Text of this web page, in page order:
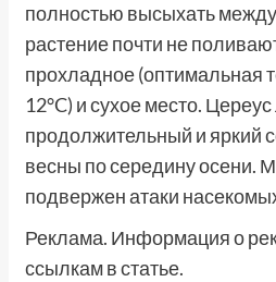
полностью высыхать
растение почти не
прохладное (оптимальная
12°C) и сухое место.
продолжительный и яркий
весны по середину осени.
подвержен атаки
Реклама. Информация о
ссылкам в статье.